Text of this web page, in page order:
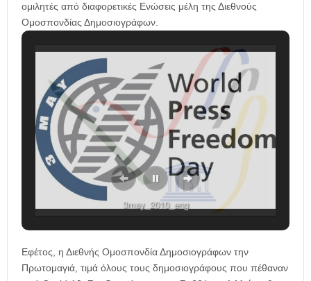
ομιλητές από διαφορετικές Ενώσεις μέλη της Διεθνούς
Ομοσπονδίας Δημοσιογράφων.
3may_2010_eng
Εφέτος, η Διεθνής Ομοσπονδία Δημοσιογράφων την
Πρωτομαγιά, τιμά όλους τους δημοσιογράφους που πέθαναν